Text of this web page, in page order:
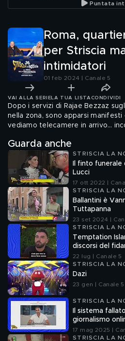
Puntata
Roma,
per Striscia
intimidatori
01 feb 2024 | Canale 5
VAI ALLA SERIE LA TUA LISTA CONDIVIDI
Dopo i servizi di Rajae Bezzaz
nella zona, sono apparsi manifesti
vediamo telecamere in arrivo…
Guarda anche
STRISCIA LA
Il finto funerale
Lucci
17 ott 2022 |
STRISCIA LA
Ballantini è
Tuttapanna
23 set 2024 |
STRISCIA LA
Temptation
discorsi del
22 lug | Canale 5
STRISCIA LA
Dazi
23 gen | Canale 5
STRISCIA LA
Il sistema
giornalismo
senza la
17 mag 2025 |
STRISCIA LA